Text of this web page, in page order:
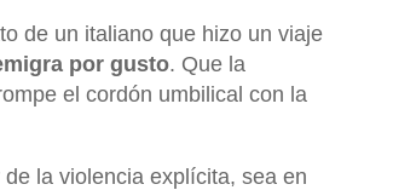
de un italiano que hizo un viaje
por gusto. Que la
el cordón umbilical con la
de la violencia explícita, sea en